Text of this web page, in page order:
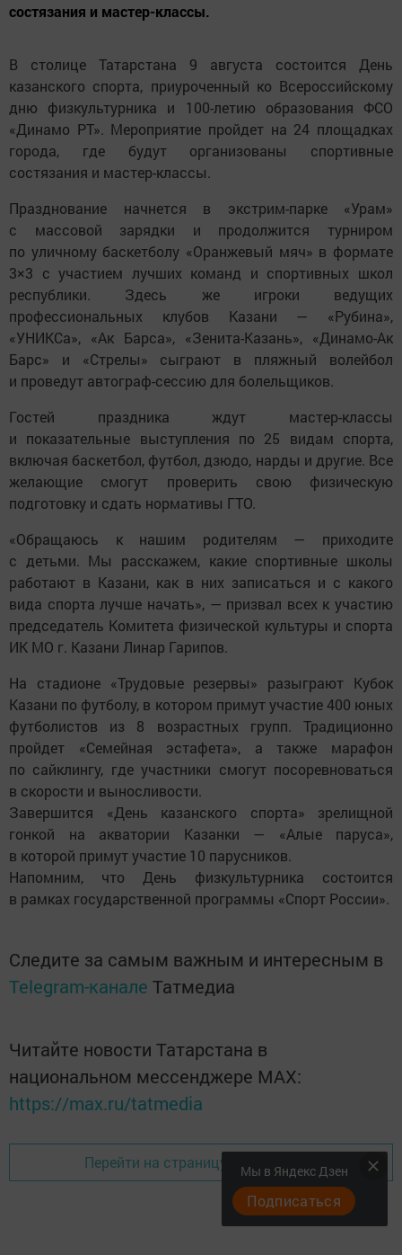
состязания и мастер-классы.
В столице Татарстана 9 августа состоится День
казанского спорта, приуроченный ко Всероссийскому
дню физкультурника и 100-летию образования ФСО
«Динамо РТ». Мероприятие пройдет на 24 площадках
города, где будут организованы спортивные
состязания и мастер-классы.
Празднование начнется в экстрим-парке «Урам»
с массовой зарядки и продолжится турниром
по уличному баскетболу «Оранжевый мяч» в формате
3×3 с участием лучших команд и спортивных школ
республики. Здесь же игроки ведущих
профессиональных клубов Казани — «Рубина»,
«УНИКСа», «Ак Барса», «Зенита-Казань», «Динамо-Ак
Барс» и «Стрелы» сыграют в пляжный волейбол
и проведут автограф-сессию для болельщиков.
Гостей праздника ждут мастер-классы
и показательные выступления по 25 видам спорта,
включая баскетбол, футбол, дзюдо, нарды и другие. Все
желающие смогут проверить свою физическую
подготовку и сдать нормативы ГТО.
«Обращаюсь к нашим родителям — приходите
с детьми. Мы расскажем, какие спортивные школы
работают в Казани, как в них записаться и с какого
вида спорта лучше начать», — призвал всех к участию
председатель Комитета физической культуры и спорта
ИК МО г. Казани Линар Гарипов.
На стадионе «Трудовые резервы» разыграют Кубок
Казани по футболу, в котором примут участие 400 юных
футболистов из 8 возрастных групп. Традиционно
пройдет «Семейная эстафета», а также марафон
по сайклингу, где участники смогут посоревноваться
в скорости и выносливости.
Завершится «День казанского спорта» зрелищной
гонкой на акватории Казанки — «Алые паруса»,
в которой примут участие 10 парусников.
Напомним, что День физкультурника состоится
в рамках государственной программы «Спорт России».
Следите за самым важным и интересным в
Telegram-канале Татмедиа
Читайте новости Татарстана в
национальном мессенджере MАХ:
https://max.ru/tatmedia
Перейти на страницу новостиМы в Яндекс Дзен
Подписаться